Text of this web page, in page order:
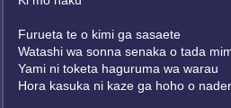
Furueta te o kimi ga sasaete
Watashi wa sonna senaka o tada
Yami ni toketa haguruma wa warau
Hora kasuka ni kaze ga hoho o